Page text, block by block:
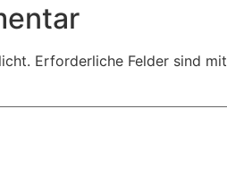
Erforderliche Felder sind mit